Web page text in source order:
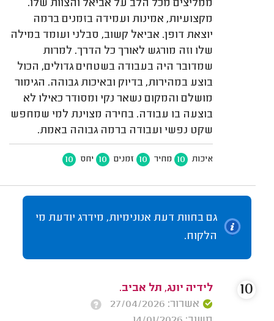
ממליצים מכל הלב על אביאל והצוות שלו.
מקצועיות, אמינות ועמידה בזמנים ברמה
יוצאת דופן. אביאל קשוב, סבלני ועומד במילה
שלו וזה מורגש לאורך כל הדרך. למרות
שמדובר היה בעבודה בשטחים גדולים, הכול
בוצע במהירות, בדיוק ובאיכות גבוהה. הגימור
מושלם והמקום נשאר נקי ומסודר כאילו לא
בוצעה בו עבודה. בחירה מצוינת למי שמחפש
שקט נפשי ועבודה ברמה גבוהה באמת.
איכות 10 מחיר 10 זמנים 10 יחס 10
גם בחוות דעת אנונימיות, מידרג יודעת מי
הלקוח.
לידיה יונג, תל אביב.
אשרור: 27/04/2026
10